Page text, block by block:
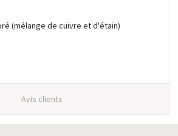
(mélange de cuivre et d'étain)
Avis clients